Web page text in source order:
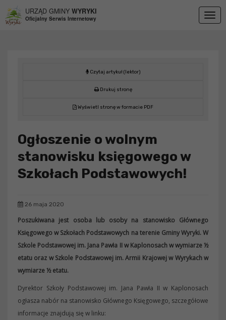
URZĄD GMINY WYRYKI
Oficjalny Serwis Internetowy
Czytaj artykuł (lektor)
Drukuj stronę
Wyświetl stronę w formacie PDF
Ogłoszenie o wolnym
stanowisku księgowego w
Szkołach Podstawowych!
26 maja 2020
Poszukiwana jest osoba lub osoby na stanowisko Głównego
Księgowego w Szkołach Podstawowych na terenie Gminy Wyryki. W
Szkole Podstawowej im. Jana Pawła II w Kaplonosach w wymiarze ½
etatu oraz w Szkole Podstawowej im. Armii Krajowej w Wyrykach w
wymiarze ½ etatu.
Dyrektor Szkoły Podstawowej im. Jana Pawła II w Kaplonosach
ogłasza nabór na stanowisko Głównego Księgowego, szczegółowe
informacje znajdują się w linku: